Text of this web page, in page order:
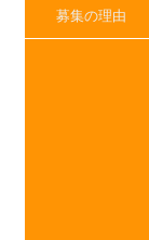
募集の理由